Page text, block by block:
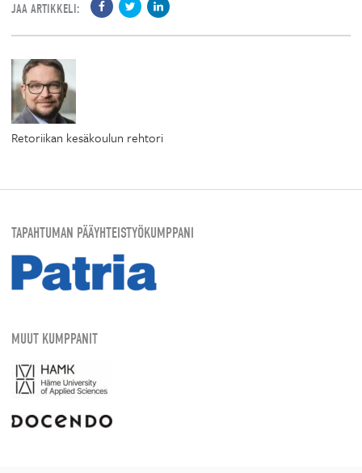
JAA ARTIKKELI:
Retoriikan kesäkoulun rehtori
TAPAHTUMAN PÄÄYHTEISTYÖKUMPPANI
MUUT KUMPPANIT